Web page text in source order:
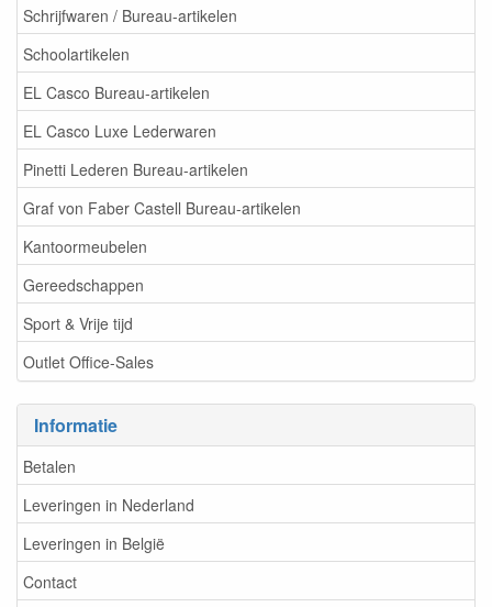
Schrijfwaren / Bureau-artikelen
Schoolartikelen
EL Casco Bureau-artikelen
EL Casco Luxe Lederwaren
Pinetti Lederen Bureau-artikelen
Graf von Faber Castell Bureau-artikelen
Kantoormeubelen
Gereedschappen
Sport & Vrije tijd
Outlet Office-Sales
Informatie
Betalen
Leveringen in Nederland
Leveringen in België
Contact